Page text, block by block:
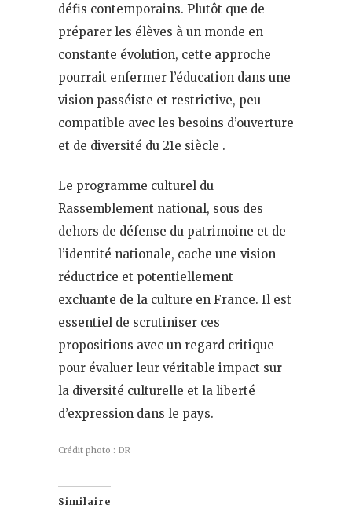
défis contemporains. Plutôt que de
préparer les élèves à un monde en
constante évolution, cette approche
pourrait enfermer l’éducation dans une
vision passéiste et restrictive, peu
compatible avec les besoins d’ouverture
et de diversité du 21e siècle .
Le programme culturel du
Rassemblement national, sous des
dehors de défense du patrimoine et de
l’identité nationale, cache une vision
réductrice et potentiellement
excluante de la culture en France. Il est
essentiel de scrutiniser ces
propositions avec un regard critique
pour évaluer leur véritable impact sur
la diversité culturelle et la liberté
d’expression dans le pays.
Crédit photo : DR
Similaire